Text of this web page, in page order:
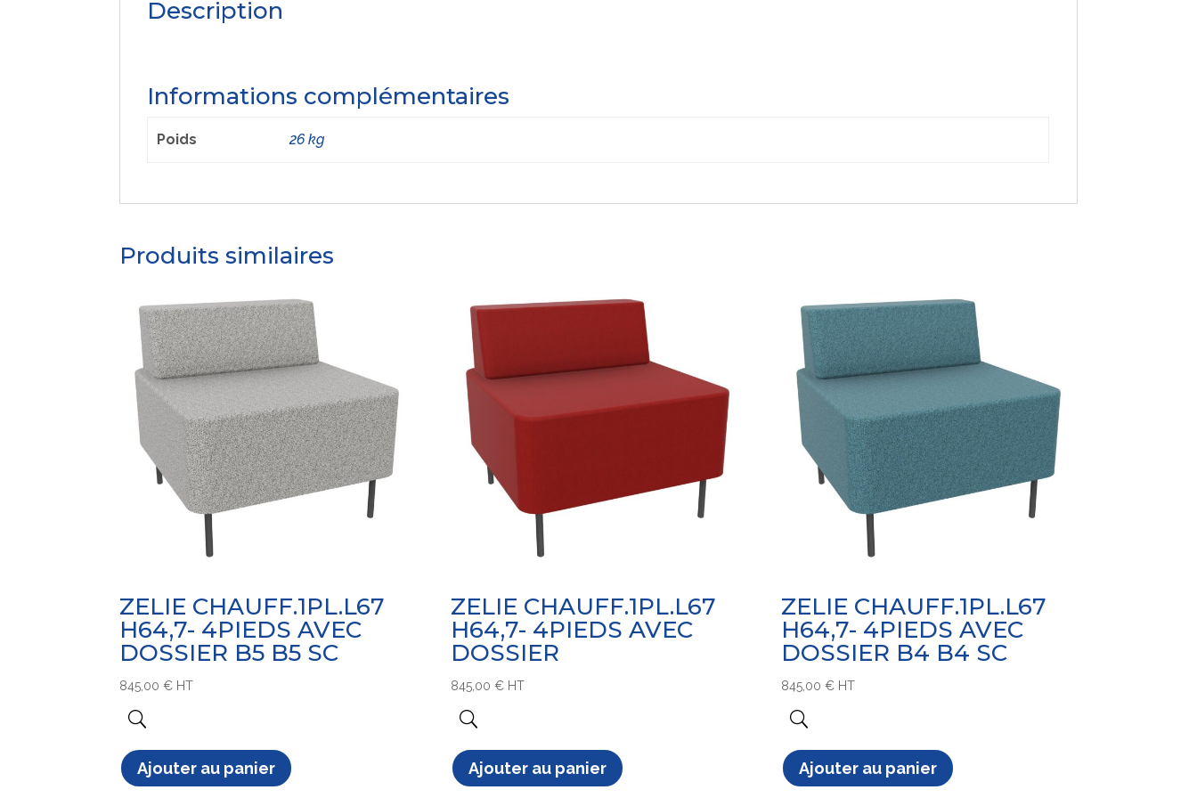
Description
Informations complémentaires
Poids 26 kg
Produits similaires
ZELIE CHAUFF.1PL.L67
H64,7- 4PIEDS AVEC
DOSSIER B5 B5 SC
845,00€ HT
Ajouter au panier
ZELIE CHAUFF.1PL.L67
H64,7- 4PIEDS AVEC
DOSSIER
845,00 € HT
Ajouter au panier
ZELIE CHAUFF.1PL.L67
H64,7- 4PIEDS AVEC
DOSSIER B4 B4 SC
845,00€ HT
Ajouter au panier